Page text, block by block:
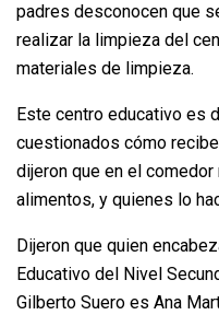
padres desconocen que
realizar la limpieza del
materiales de limpieza.
Este centro educativo es
cuestionados cómo
dijeron que en el
alimentos, y quienes lo
Dijeron que quien
Educativo del Nivel
Gilberto Suero es Ana